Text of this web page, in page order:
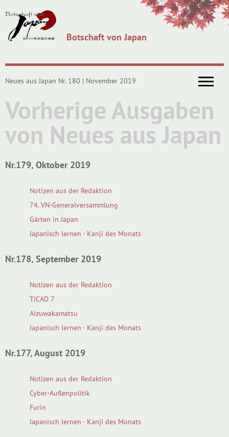
Botschaft von Japan
Neues aus Japan Nr. 180 | November 2019
Vorherige Ausgaben
von Neues aus Japan
Nr.179, Oktober 2019
Notizen aus der Redaktion
74. VN-Generalversammlung
Gärten in Japan
Japanisch lernen - Kanji des Monats
Nr.178, September 2019
Notizen aus der Redaktion
TICAD 7
Aizuwakamatsu
Japanisch lernen - Kanji des Monats
Nr.177, August 2019
Notizen aus der Redaktion
Cyber-Außenpolitik
Furin
Japanisch lernen - Kanji des Monats